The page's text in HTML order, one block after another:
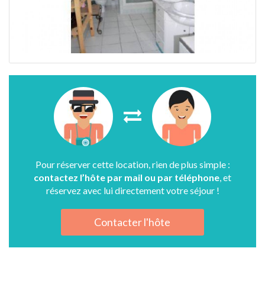
Pour réserver cette location, rien de plus simple :
contactez l’hôte par mail ou par téléphone, et
réservez avec lui directement votre séjour !
Contacter l'hôte